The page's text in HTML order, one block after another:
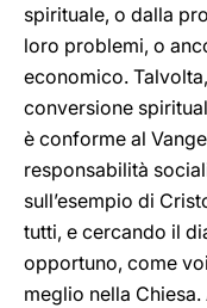
spirituale, o dalla
loro problemi, o
economico.
conversione
è conforme al
responsabilità
sull’esempio di
tutti, e cercando il
opportuno, come
meglio nella